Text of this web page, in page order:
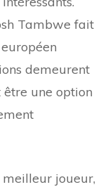
Tambwe fait
demeurent
une option
meilleur joueur,